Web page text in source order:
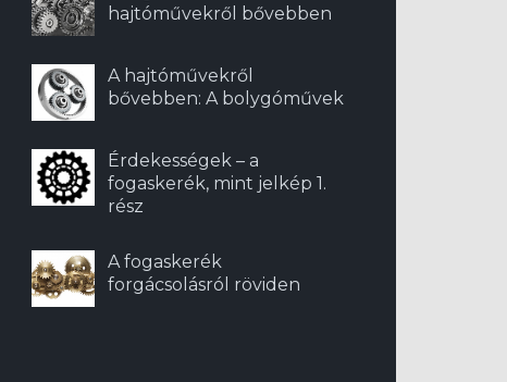
hajtóművekről bővebben
A hajtóművekről
bővebben: A bolygóművek
Érdekességek – a
fogaskerék, mint jelkép 1.
rész
A fogaskerék
forgácsolásról röviden